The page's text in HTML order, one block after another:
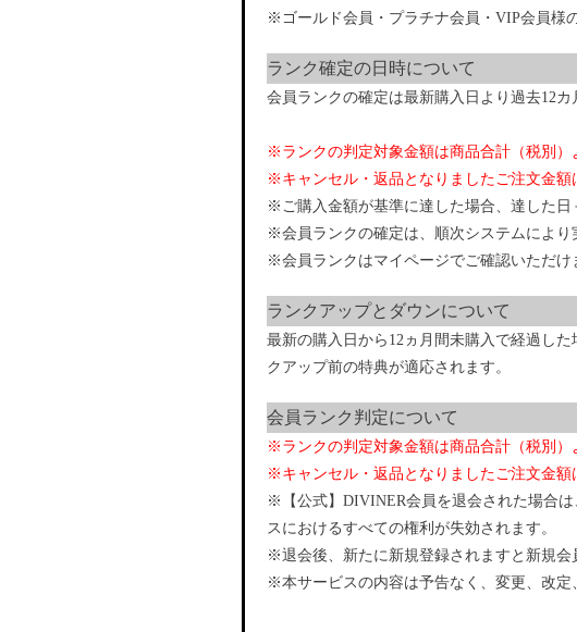
※ゴールド会員・プラチナ会員・VIP会員様
ランク確定の日時について
会員ランクの確定は最新購入日より過去12カ
※ランクの判定対象金額は商品合計（税別）
※キャンセル・返品となりましたご注文金額
※ご購入金額が基準に達した場合、達した日
※会員ランクの確定は、順次システムにより
※会員ランクはマイページでご確認いただけ
ランクアップとダウンについて
最新の購入日から12ヵ月間未購入で経過し
クアップ前の特典が適応されます。
会員ランク判定について
※ランクの判定対象金額は商品合計（税別）
※キャンセル・返品となりましたご注文金額
※【公式】DIVINER会員を退会された場合
スにおけるすべての権利が失効されます。
※退会後、新たに新規登録されますと新規会
※本サービスの内容は予告なく、変更、改定